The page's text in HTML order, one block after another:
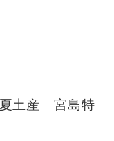
土産 宮島特